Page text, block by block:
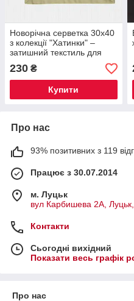
Новорічна серветка 30x40
з колекції "Хатинки" –
затишний текстиль для
столу
230 ₴
Купити
Про нас
93% позитивних з 119
Працює з 30.07.2014
м. Луцьк
вул Карбишева 2А, Луцьк,
Контакти
Сьогодні вихідний
Показати весь графік
Про нас